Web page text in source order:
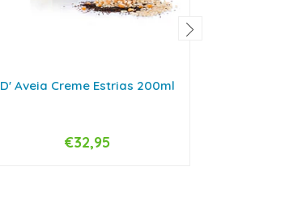
D' Aveia Creme Estrias 200ml
+
€32,95